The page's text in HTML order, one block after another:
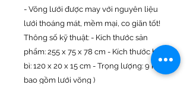
- Võng lưới được may với nguyên liệu
lưới thoáng mát, mềm mại, co giãn tốt!
Thông số kỹ thuật: - Kích thước sản
phẩm: 255 x 75 x 78 cm - Kích thước bao
bì: 120 x 20 x 15 cm - Trọng lượng: 9 kg (
bao gồm lưới võng )